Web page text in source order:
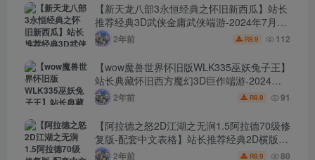
【新天龙八部3永恒经典之怀旧新西瓜】站长
推荐经典3D武侠金庸武侠端游-2024年7月24
日最新打包Linux服务端源码视频架设教程-完
整PC客户端-配套GM工具！
2年前 R9.9 112
【wow魔兽世界怀旧版WLK335巫妖兔子王】
站长典藏怀旧西方魔幻3D巨作端游-2024年7
月24日最新打包Win服务端源码视频架设教
程-网页注册-GM指令教程-完整PC客户端！
2年前 R9.9 91
【阿拉德之怒2D江湖之无涧1.5阿拉德70级修
复版-配套中文表格】站长推荐经典2D横版闯
关手游-2024年7月24日最新打包Linux服务端
2年前 R9.9 80